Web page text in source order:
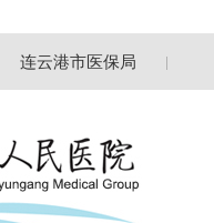
连云港市医保局